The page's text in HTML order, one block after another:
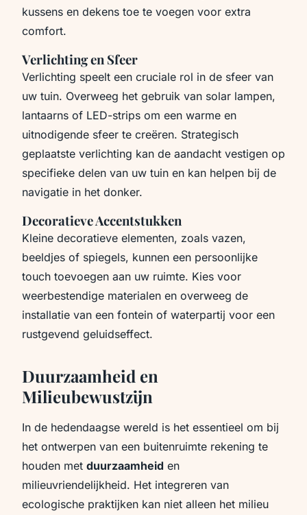
kussens en dekens toe te voegen voor extra
comfort.
Verlichting en Sfeer
Verlichting speelt een cruciale rol in de sfeer van
uw tuin. Overweeg het gebruik van solar lampen,
lantaarns of LED-strips om een warme en
uitnodigende sfeer te creëren. Strategisch
geplaatste verlichting kan de aandacht vestigen op
specifieke delen van uw tuin en kan helpen bij de
navigatie in het donker.
Decoratieve Accentstukken
Kleine decoratieve elementen, zoals vazen,
beeldjes of spiegels, kunnen een persoonlijke
touch toevoegen aan uw ruimte. Kies voor
weerbestendige materialen en overweeg de
installatie van een fontein of waterpartij voor een
rustgevend geluidseffect.
Duurzaamheid en
Milieubewustzijn
In de hedendaagse wereld is het essentieel om bij
het ontwerpen van een buitenruimte rekening te
houden met duurzaamheid en
milieuvriendelijkheid. Het integreren van
ecologische praktijken kan niet alleen het milieu